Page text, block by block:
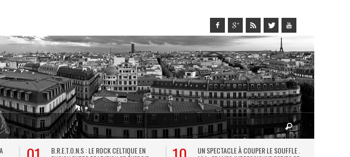
B.R.E.T.O.N.S : LE ROCK CELTIQUE EN
UN SPECTACLE À COUPER LE SOUFFLE AU